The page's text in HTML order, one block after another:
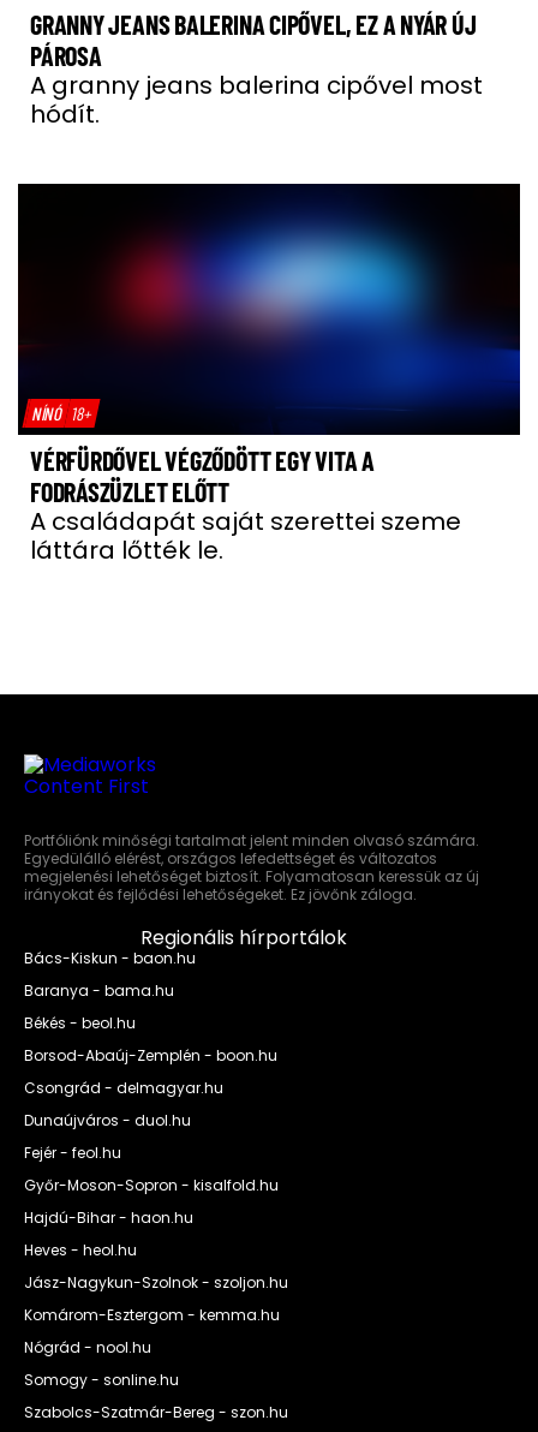
GRANNY JEANS BALERINA CIPŐVEL, EZ A NYÁR ÚJ
PÁROSA
A granny jeans balerina cipővel most
hódít.
NÍNÓ 18+
VÉRFÜRDŐVEL VÉGZŐDÖTT EGY VITA A
FODRÁSZÜZLET ELŐTT
A családapát saját szerettei szeme
láttára lőtték le.
Portfóliónk minőségi tartalmat jelent minden olvasó számára.
Egyedülálló elérést, országos lefedettséget és változatos
megjelenési lehetőséget biztosít. Folyamatosan keressük az új
irányokat és fejlődési lehetőségeket. Ez jövőnk záloga.
Regionális hírportálok
Bács-Kiskun - baon.hu
Baranya - bama.hu
Békés - beol.hu
Borsod-Abaúj-Zemplén - boon.hu
Csongrád - delmagyar.hu
Dunaújváros - duol.hu
Fejér - feol.hu
Győr-Moson-Sopron - kisalfold.hu
Hajdú-Bihar - haon.hu
Heves - heol.hu
Jász-Nagykun-Szolnok - szoljon.hu
Komárom-Esztergom - kemma.hu
Nógrád - nool.hu
Somogy - sonline.hu
Szabolcs-Szatmár-Bereg - szon.hu